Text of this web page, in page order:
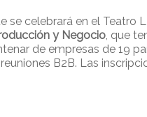
celebrará en el Teatro
y Negocio, que
de empresas de 19
B2B. Las